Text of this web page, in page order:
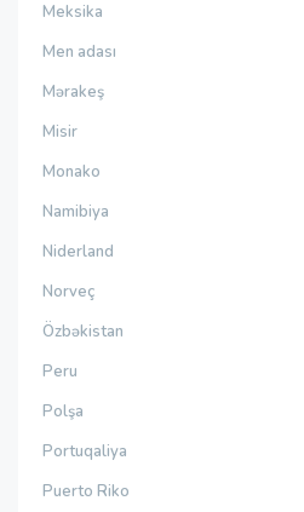
Meksika
Men adası
Mərakeş
Misir
Monako
Namibiya
Niderland
Norveç
Özbəkistan
Peru
Polşa
Portuqaliya
Puerto Riko